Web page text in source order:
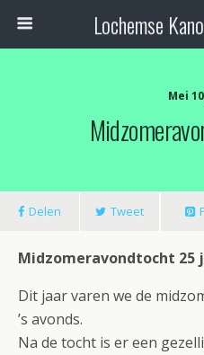
Lochemse
Mei
Delen Tweet
Midzomeravondtocht 25
Dit jaar varen we de
’s avonds.
Na de tocht is er een